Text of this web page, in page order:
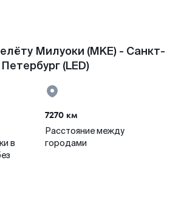
Милуоки (MKE) - Санкт-
Петербург (LED)
в
7270 км
Расстояние между
городами